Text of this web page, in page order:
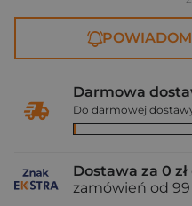
POWIADOM
Darmowa
Do darmowej
Dostawa za 0 zł
zamówień od 99